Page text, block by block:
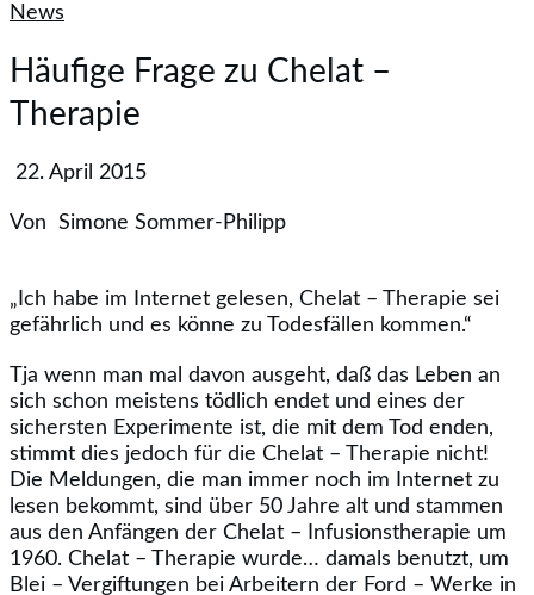
News
Häufige Frage zu Chelat –
Therapie
22. April 2015
Von Simone Sommer-Philipp
„Ich habe im Internet gelesen, Chelat – Therapie sei
gefährlich und es könne zu Todesfällen kommen.“
Tja wenn man mal davon ausgeht, daß das Leben an
sich schon meistens tödlich endet und eines der
sichersten Experimente ist, die mit dem Tod enden,
stimmt dies jedoch für die Chelat – Therapie nicht!
Die Meldungen, die man immer noch im Internet zu
lesen bekommt, sind über 50 Jahre alt und stammen
aus den Anfängen der Chelat – Infusionstherapie um
1960. Chelat – Therapie wurde… damals benutzt, um
Blei – Vergiftungen bei Arbeitern der Ford – Werke in